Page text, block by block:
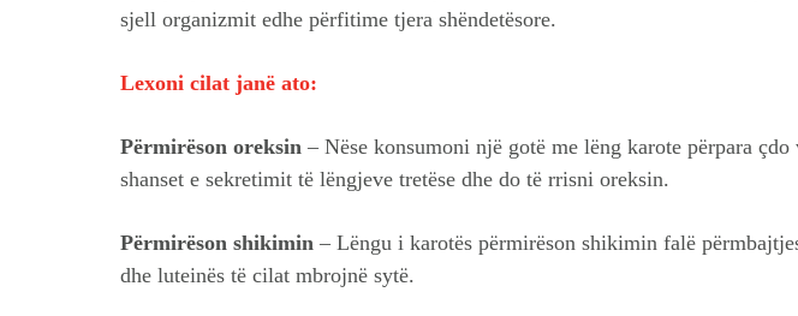
sjell organizmit edhe përfitime tjera shëndetësore.
Lexoni cilat janë ato:
Përmirëson oreksin – Nëse konsumoni një gotë me lëng karote përpara
shanset e sekretimit të lëngjeve tretëse dhe do të rrisni oreksin.
Përmirëson shikimin – Lëngu i karotës përmirëson shikimin falë
dhe luteinës të cilat mbrojnë sytë.